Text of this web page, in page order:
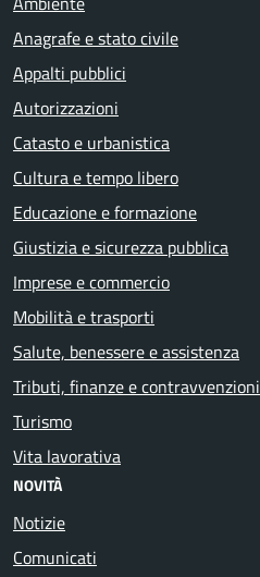
Anagrafe e stato civile
Appalti pubblici
Autorizzazioni
Catasto e urbanistica
Cultura e tempo libero
Educazione e formazione
Giustizia e sicurezza pubblica
Imprese e commercio
Mobilità e trasporti
Salute, benessere e assistenza
Tributi, finanze e contravvenzioni
Turismo
Vita lavorativa
NOVITÀ
Notizie
Comunicati